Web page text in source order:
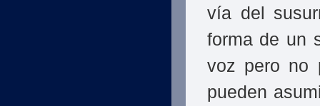
vía del
forma de un
voz pero no
pueden